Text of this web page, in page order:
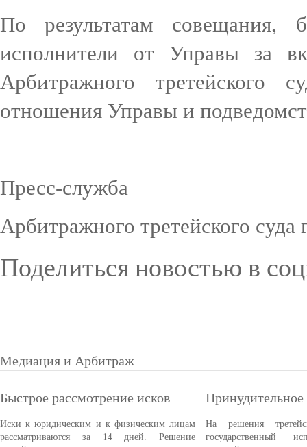
По результатам совещания,
исполнители от Управы за
Арбитражного
отношения Управы и
Пресс-служба
Арбитражного третейского
Поделиться новостью в
Медиация и Арбитраж
Быстрое рассмотрение исков
Иски к юридическим и к физическим лицам
рассматриваются за 14 дней. Решение
На решения
государственный